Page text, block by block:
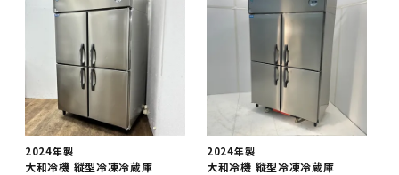
2024年製
大和冷機 縦型冷凍冷蔵庫
2024年製
大和冷機 縦型冷凍冷蔵庫